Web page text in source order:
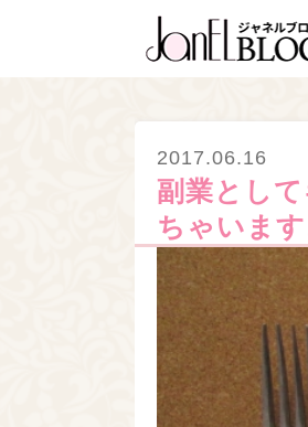
2017.06.16
副業とし
ちゃいます